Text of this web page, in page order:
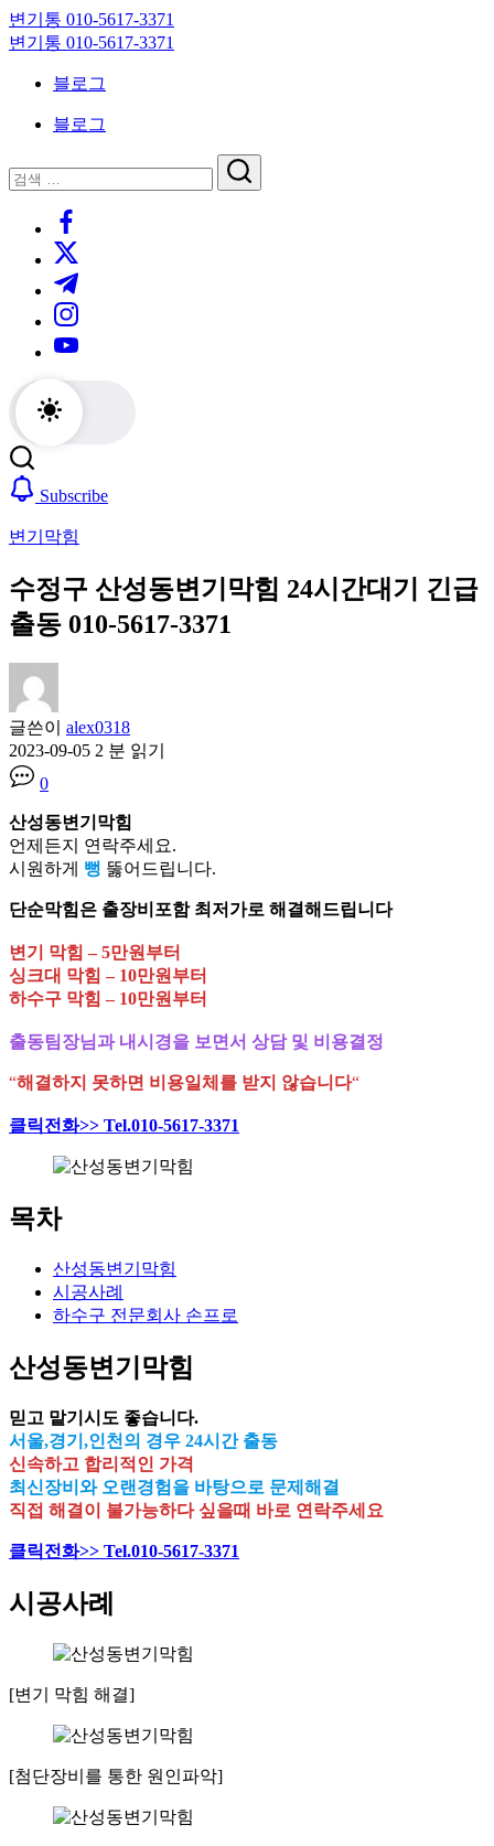
Skip
to
content
변기통 010-5617-3371
변
대
기
변기통 010-5617-3371
크
대
기
블로그
블로그
닫
기
검
검
https://www.facebook.com/
https://twitter.com/
https://t.me/
https://www.instagram.com/
https://youtube.com/
Subscribe
변기막힘
수정구 산성동변기막힘 24시간대기 긴급
출동 010-5617-3371
글쓴이 alex0318
2023-09-05 2 분 읽기
0
산성동변기막힘
언제든지 연락주세요.
시원하게 뻥 뚫어드립니다.
단순막힘은 출장비포함 최저가로 해결해드립니다
변기 막힘 – 5만원부터
싱크대 막힘 – 10만원부터
하수구 막힘 – 10만원부터
출동팀장님과 내시경을 보면서 상담 및 비용결정
“해결하지 못하면 비용일체를 받지 않습니다“
클릭전화>> Tel.010-5617-3371
목차
산성동변기막힘
시공사례
하수구 전문회사 손프로
산성동변기막힘
믿고 맡기시도 좋습니다.
서울,경기,인천의 경우 24시간 출동
신속하고 합리적인 가격
최신장비와 오랜경험을 바탕으로 문제해결
직접 해결이 불가능하다 싶을때 바로 연락주세요
클릭전화>> Tel.010-5617-3371
시공사례
[변기 막힘 해결]
[첨단장비를 통한 원인파악]